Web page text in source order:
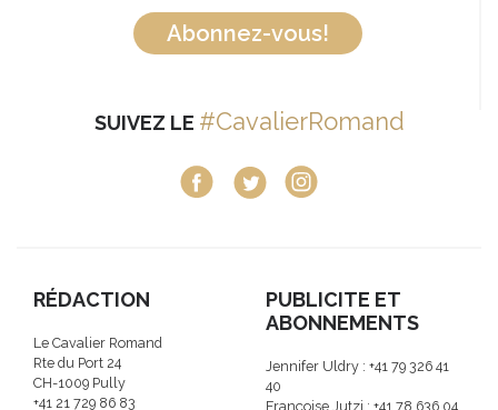
Abonnez-vous!
SUIVEZ LE #CavalierRomand
RÉDACTION
Le Cavalier Romand
Rte du Port 24
CH-1009 Pully
+41 21 729 86 83
PUBLICITE ET
ABONNEMENTS
Jennifer Uldry : +41 79 326 41
40
Françoise Jutzi : +41 78 636 04